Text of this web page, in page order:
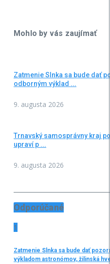
Mohlo by vás zaujímať
Zatmenie Slnka sa bude dať
odborným výklad ...
9. augusta 2026
Trnavský samosprávny kraj
upraví p ...
9. augusta 2026
Odporúčané
1
Zatmenie Slnka sa bude dať
výkladom astronómov, žilinská